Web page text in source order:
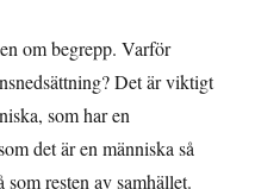
om begrepp. Varför
Det är viktigt
som har en
det är en människa så
resten av samhället.